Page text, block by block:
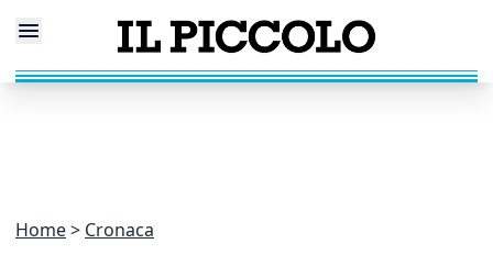
Home Cronaca